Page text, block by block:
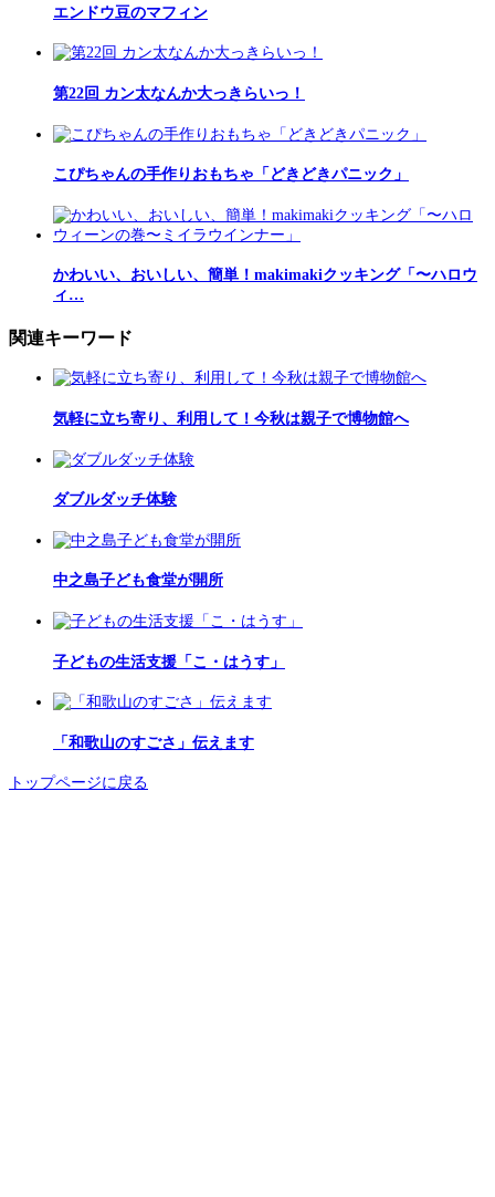
エンドウ豆のマフィン
第22回 カン太なんか大っきらいっ！
こぴちゃんの手作りおもちゃ「どきどきパニック」
かわいい、おいしい、簡単！makimakiクッキング「〜ハロウ
ィ…
関連キーワード
気軽に立ち寄り、利用して！今秋は親子で博物館へ
ダブルダッチ体験
中之島子ども食堂が開所
子どもの生活支援「こ・はうす」
「和歌山のすごさ」伝えます
トップページに戻る